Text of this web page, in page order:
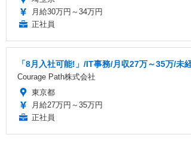
月給30万円～34万円
正社員
「8月入社可能!」/IT事務/月収27万～35万/
Courage Path株式会社
東京都
月給27万円～35万円
正社員